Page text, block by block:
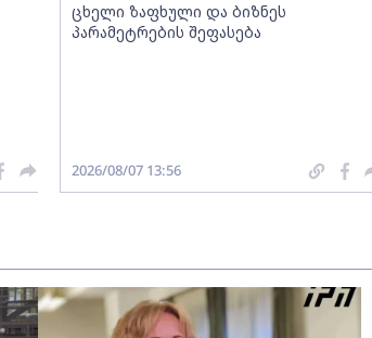
ცხელი ზაფხული და ბიზნეს
პარამეტრების შეფასება
2026/08/07 13:56